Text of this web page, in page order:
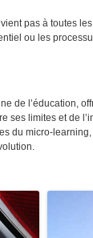
pas à toutes
ou les
de l’éducation,
ses limites et de
du micro-